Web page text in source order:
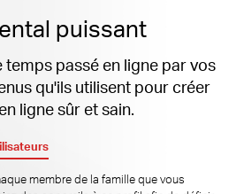
puissant
temps passé en ligne par vos
qu'ils utilisent pour créer
ligne sûr et sain.
membre de la famille que vous